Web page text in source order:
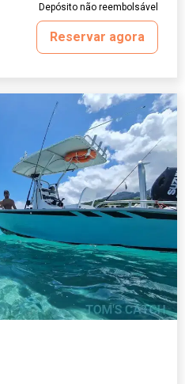
Depósito não reembolsável
Reservar agora